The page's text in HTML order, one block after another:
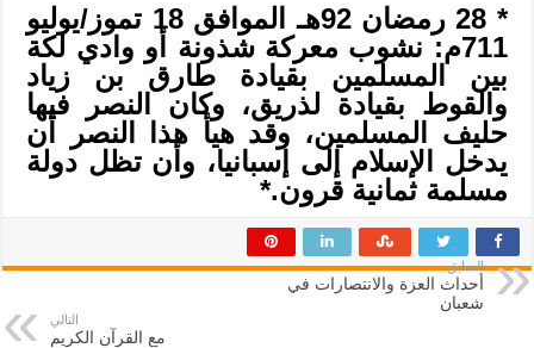
* 28 رمضان 92هـ الموافق 18 تموز/يوليو
711م: نشوب معركة شذونة أو وادي لكة
بين المسلمين بقيادة طارق بن زياد
والقوط بقيادة لذريق، وكان النصر فيها
حليف المسلمين، وقد هيأ هذا النصر أن
يدخل الإسلام إلى إسبانيا، وأن تظل دولة
مسلمة ثمانية قرون.*
السابق
أحداث العزة والانتصارات في
شعبان
التالي
مع القرآن الكريم